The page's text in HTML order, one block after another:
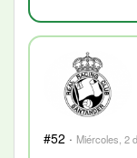
#52 · Miércoles, 2